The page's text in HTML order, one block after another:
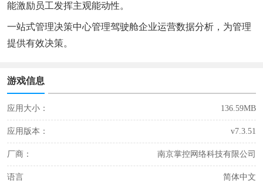
能激励员工发挥主观能动性。
一站式管理决策中心管理驾驶舱企业运营数据分析，为管理
提供有效决策。
游戏信息
应用大小： 136.59MB
应用版本： v7.3.51
厂商： 南京掌控网络科技有限公司
语言 简体中文